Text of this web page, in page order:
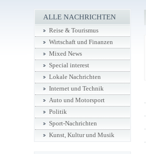
ALLE NACHRICHTEN
Reise & Tourismus
Wirtschaft und Finanzen
Mixed News
Special interest
Lokale Nachrichten
Internet und Technik
Auto und Motorsport
Politik
Sport-Nachrichten
Kunst, Kultur und Musik